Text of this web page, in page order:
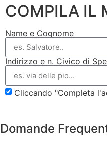
COMPILA IL
Name e Cognome
Indirizzo e n. Civico di
Cliccando "Completa
Domande